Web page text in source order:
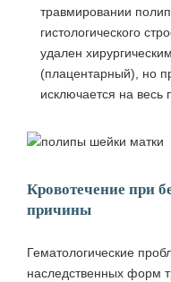
травмировании
гистологического
удален
(плацентарный), но
исключается на весь
Кровотечение при
причины
Гематологические
наследственных форм